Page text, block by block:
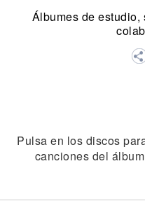
Álbumes de
Pulsa en los discos
canciones del